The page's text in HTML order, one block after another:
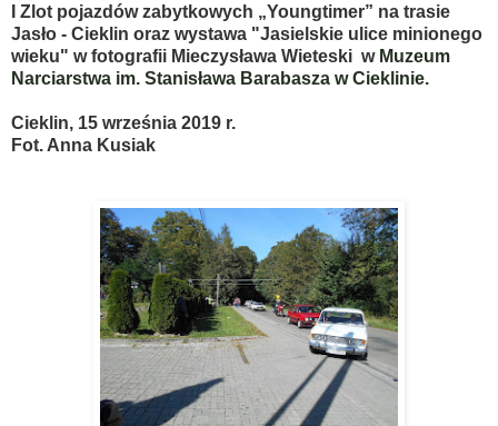
I Zlot pojazdów zabytkowych „Youngtimer” na trasie
Jasło - Cieklin oraz wystawa "Jasielskie ulice minionego
wieku" w fotografii Mieczysława Wieteski w Muzeum
Narciarstwa im. Stanisława Barabasza w Cieklinie.
Cieklin, 15 września 2019 r.
Fot. Anna Kusiak